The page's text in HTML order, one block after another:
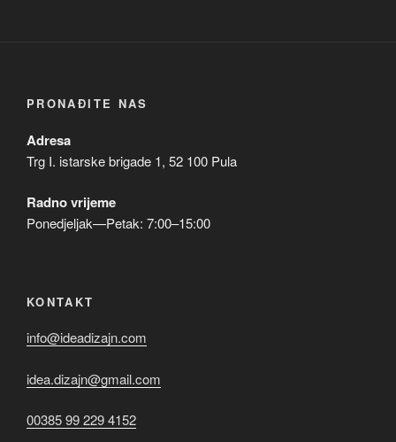
PRONAĐITE NAS
Adresa
Trg I. istarske brigade 1, 52 100 Pula
Radno vrijeme
Ponedjeljak—Petak: 7:00–15:00
KONTAKT
info@ideadizajn.com
idea.dizajn@gmail.com
00385 99 229 4152